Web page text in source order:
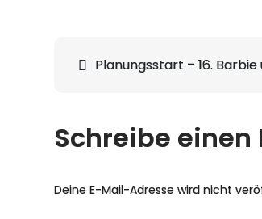
Beitragsnavigation
Planungsstart – 16. Barbie
Schreibe
Deine E-Mail-Adresse wird nicht